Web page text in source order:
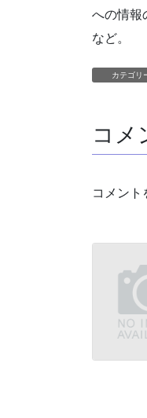
への情報
など。
カテゴリ
コメ
コメント